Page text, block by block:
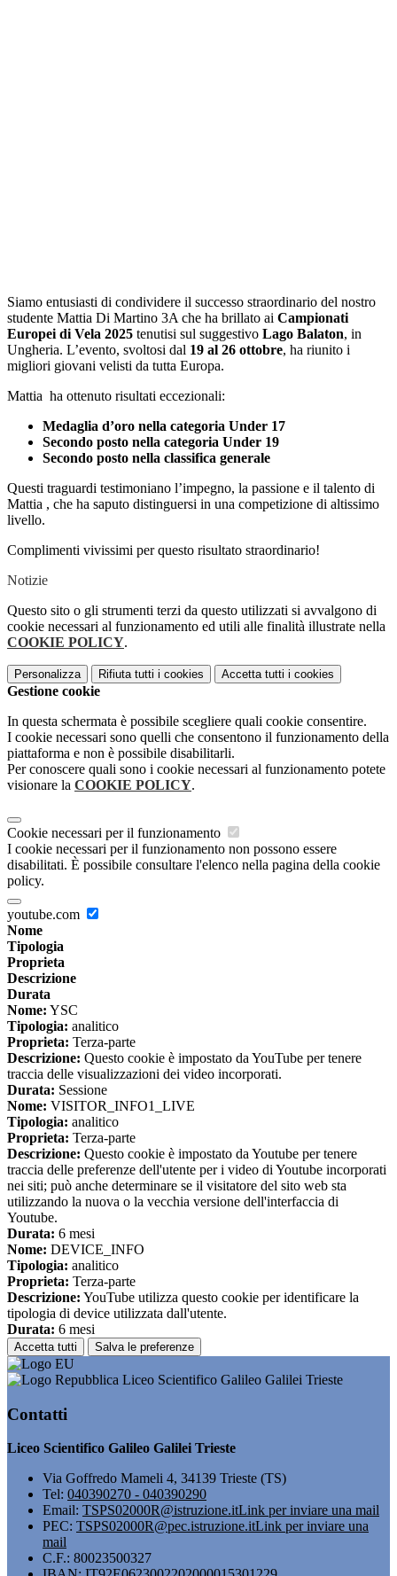
Siamo entusiasti di condividere il successo straordinario del nostro
studente Mattia Di Martino 3A che ha brillato ai Campionati
Europei di Vela 2025 tenutisi sul suggestivo Lago Balaton, in
Ungheria. L’evento, svoltosi dal 19 al 26 ottobre, ha riunito i
migliori giovani velisti da tutta Europa.
Mattia ha ottenuto risultati eccezionali:
Medaglia d’oro nella categoria Under 17
Secondo posto nella categoria Under 19
Secondo posto nella classifica generale
Questi traguardi testimoniano l’impegno, la passione e il talento di
Mattia , che ha saputo distinguersi in una competizione di altissimo
livello.
Complimenti vivissimi per questo risultato straordinario!
Notizie
Questo sito o gli strumenti terzi da questo utilizzati si avvalgono di
cookie necessari al funzionamento ed utili alle finalità illustrate nella
COOKIE POLICY.
Personalizza Rifiuta tutti i cookies Accetta tutti i cookies
Gestione cookie
In questa schermata è possibile scegliere quali cookie consentire.
I cookie necessari sono quelli che consentono il funzionamento della
piattaforma e non è possibile disabilitarli.
Per conoscere quali sono i cookie necessari al funzionamento potete
visionare la COOKIE POLICY.
Cookie necessari per il funzionamento
I cookie necessari per il funzionamento non possono essere
disabilitati. È possibile consultare l'elenco nella pagina della cookie
policy.
youtube.com
Nome
Tipologia
Proprieta
Descrizione
Durata
Nome: YSC
Tipologia: analitico
Proprieta: Terza-parte
Descrizione: Questo cookie è impostato da YouTube per tenere
traccia delle visualizzazioni dei video incorporati.
Durata: Sessione
Nome: VISITOR_INFO1_LIVE
Tipologia: analitico
Proprieta: Terza-parte
Descrizione: Questo cookie è impostato da Youtube per tenere
traccia delle preferenze dell'utente per i video di Youtube incorporati
nei siti; può anche determinare se il visitatore del sito web sta
utilizzando la nuova o la vecchia versione dell'interfaccia di
Youtube.
Durata: 6 mesi
Nome: DEVICE_INFO
Tipologia: analitico
Proprieta: Terza-parte
Descrizione: YouTube utilizza questo cookie per identificare la
tipologia di device utilizzata dall'utente.
Durata: 6 mesi
Accetta tutti Salva le preferenze
Liceo Scientifico Galileo Galilei Trieste
Contatti
Liceo Scientifico Galileo Galilei Trieste
Via Goffredo Mameli 4, 34139 Trieste (TS)
Tel: 040390270 - 040390290
Email: TSPS02000R@istruzione.itLink per inviare una mail
PEC: TSPS02000R@pec.istruzione.itLink per inviare una
mail
C.F.: 80023500327